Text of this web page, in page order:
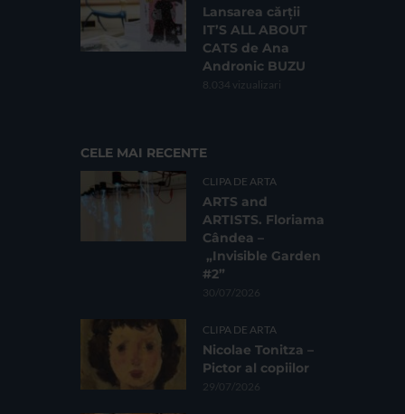
Lansarea cărții
IT’S ALL ABOUT
CATS de Ana
Andronic BUZU
8.034 vizualizari
CELE MAI RECENTE
CLIPA DE ARTA
ARTS and
ARTISTS. Floriama
Cândea –
„Invisible Garden
#2”
30/07/2026
CLIPA DE ARTA
Nicolae Tonitza –
Pictor al copiilor
29/07/2026